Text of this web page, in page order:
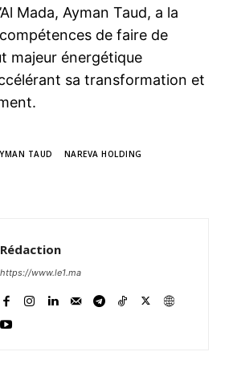
Mada, Ayman Taud, a la
de faire de
majeur énergétique
sa transformation et
TAUD
NAREVA HOLDING
Rédaction
https://www.le1.ma